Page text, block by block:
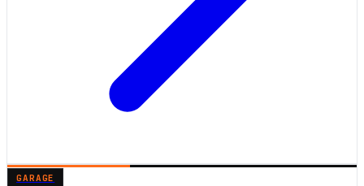
GARAGE